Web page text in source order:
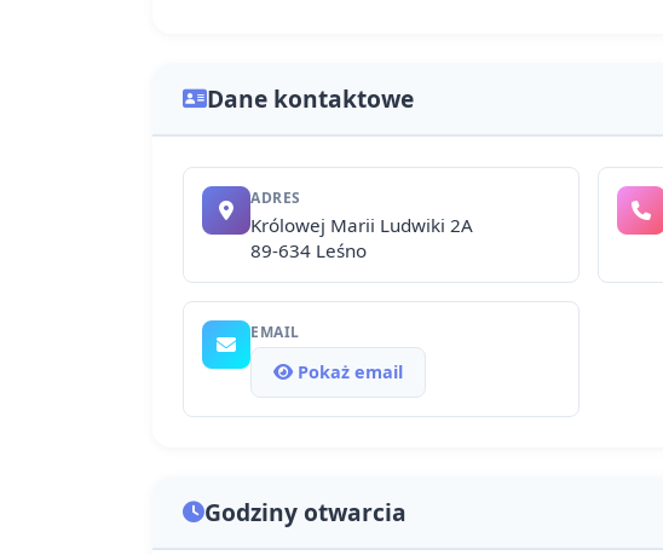
Dane kontaktowe
ADRES
Królowej Marii Ludwiki 2A
89-634 Leśno
EMAIL
Pokaż email
Godziny otwarcia